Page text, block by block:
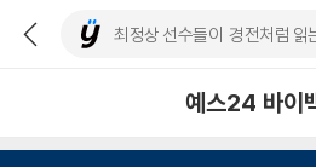
예스24 바이